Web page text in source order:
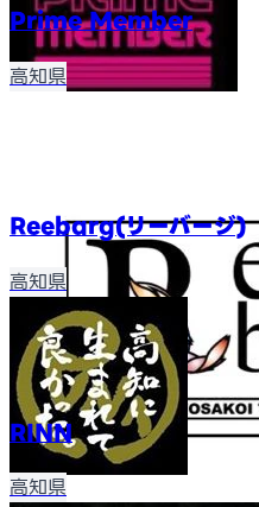
Prime Member
高知県
Reebarg(リーバージ)
高知県
RINN
高知県